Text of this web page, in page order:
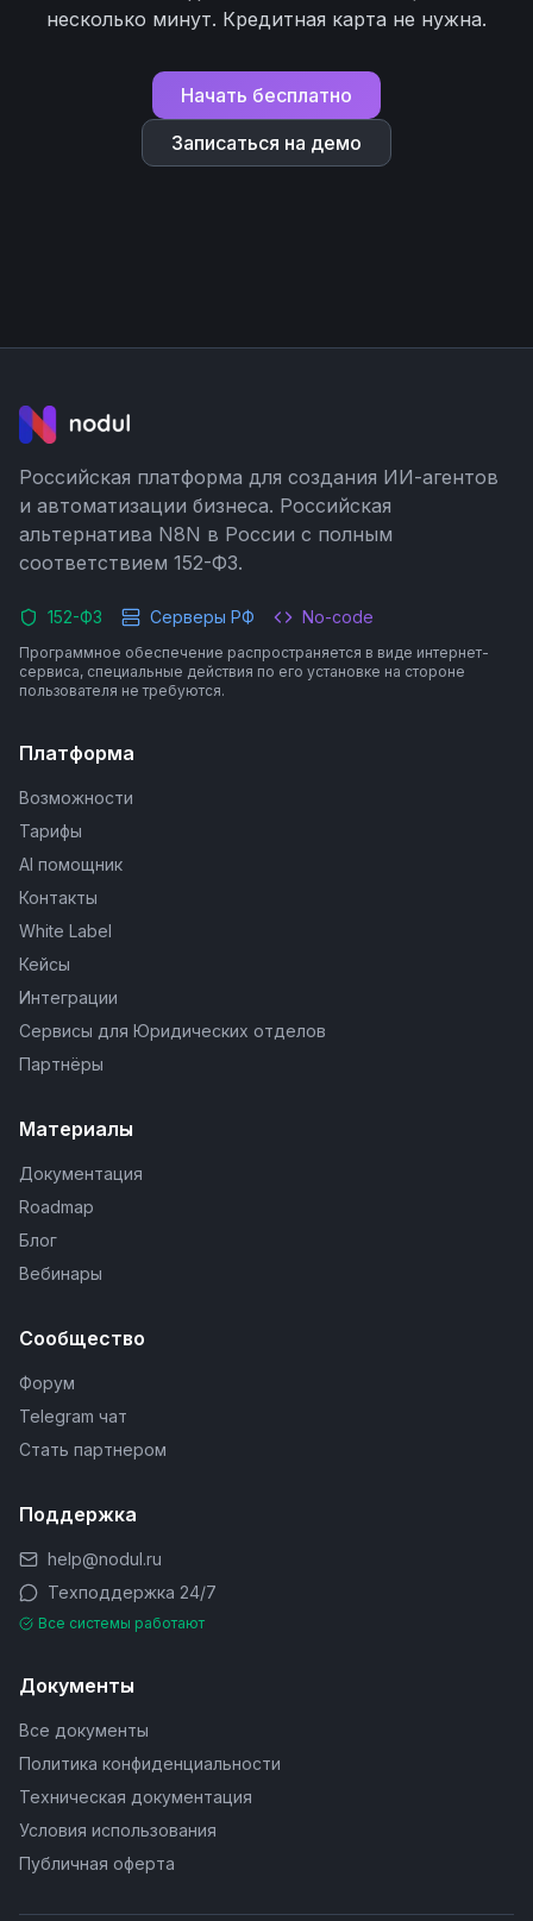
несколько минут. Кредитная карта не нужна.
Начать бесплатно
Записаться на демо
Российская платформа для создания ИИ-агентов
и автоматизации бизнеса. Российская
альтернатива N8N в России с полным
соответствием 152-ФЗ.
152-ФЗ Серверы РФ No-code
Программное обеспечение распространяется в виде интернет-
сервиса, специальные действия по его установке на стороне
пользователя не требуются.
Платформа
Возможности
Тарифы
AI помощник
Контакты
White Label
Кейсы
Интеграции
Сервисы для Юридических отделов
Партнёры
Материалы
Документация
Roadmap
Блог
Вебинары
Сообщество
Форум
Telegram чат
Стать партнером
Поддержка
help@nodul.ru
Техподдержка 24/7
Все системы работают
Документы
Все документы
Политика конфиденциальности
Техническая документация
Условия использования
Публичная оферта